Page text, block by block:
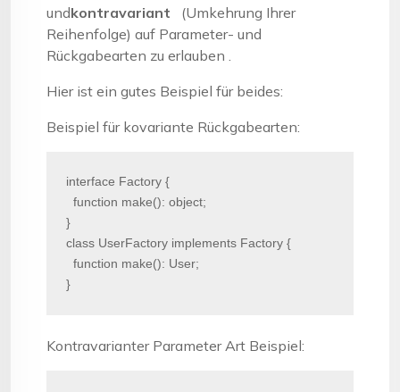
undkontravariant (Umkehrung Ihrer
Reihenfolge) auf Parameter- und
Rückgabearten zu erlauben .
Hier ist ein gutes Beispiel für beides:
Beispiel für kovariante Rückgabearten:
interface Factory {
  function make(): object;
}
class UserFactory implements Factory {
  function make(): User;
}
Kontravarianter Parameter Art Beispiel: